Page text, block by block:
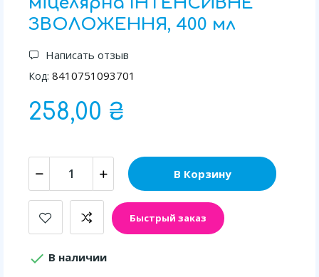
ЗВОЛОЖЕННЯ, 400 мл
Написать отзыв
Код: 8410751093701
258,00 ₴
В Корзину
Быстрый заказ
 В наличии